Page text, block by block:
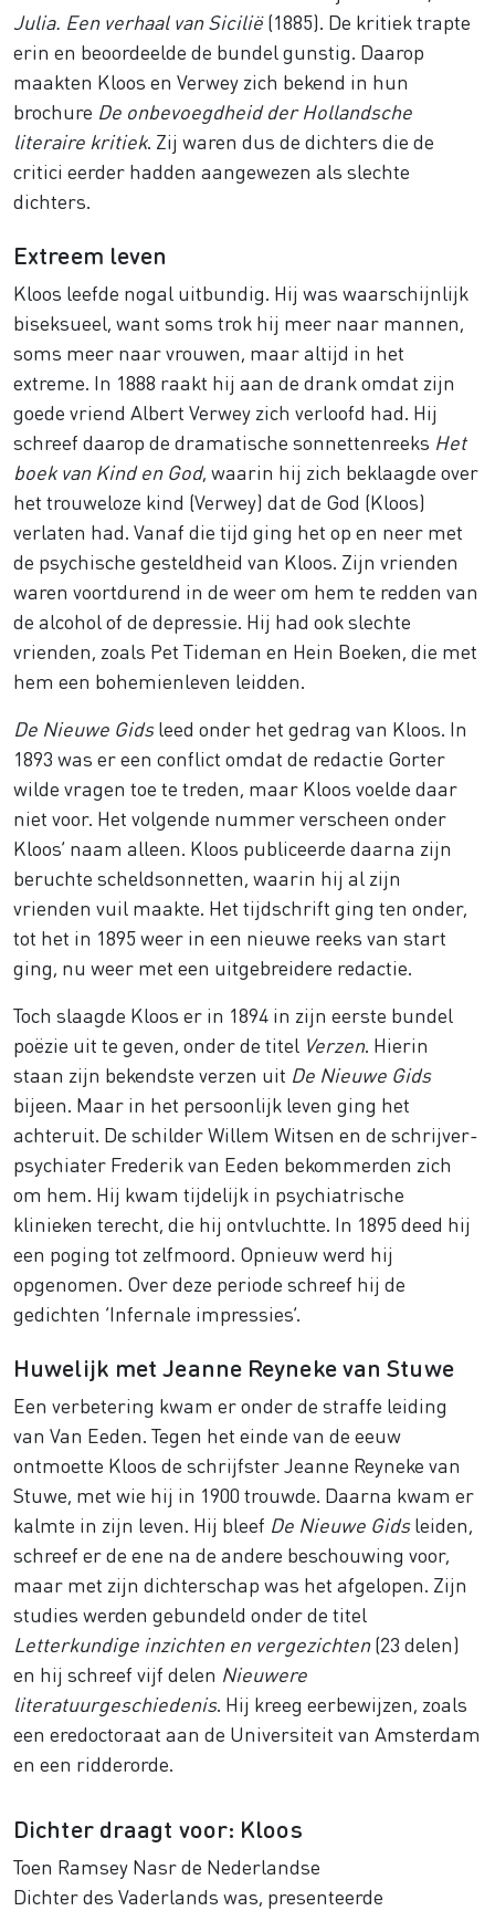
Julia. Een verhaal van Sicilië(1885). De kritiek trapte
erin en beoordeelde de bundel gunstig. Daarop
maakten Kloos en Verwey zich bekend in hun
brochure De onbevoegdheid der Hollandsche
literaire kritiek. Zij waren dus de dichters die de
critici eerder hadden aangewezen als slechte
dichters.
Extreem leven
Kloos leefde nogal uitbundig. Hij was waarschijnlijk
biseksueel, want soms trok hij meer naar mannen,
soms meer naar vrouwen, maar altijd in het
extreme. In 1888 raakt hij aan de drank omdat zijn
goede vriend Albert Verwey zich verloofd had. Hij
schreef daarop de dramatische sonnettenreeks Het
boek van Kind en God, waarin hij zich beklaagde over
het trouweloze kind (Verwey) dat de God (Kloos)
verlaten had. Vanaf die tijd ging het op en neer met
de psychische gesteldheid van Kloos. Zijn vrienden
waren voortdurend in de weer om hem te redden van
de alcohol of de depressie. Hij had ook slechte
vrienden, zoals Pet Tideman en Hein Boeken, die met
hem een bohemienleven leidden.
De Nieuwe Gidsleed onder het gedrag van Kloos. In
1893 was er een conflict omdat de redactie Gorter
wilde vragen toe te treden, maar Kloos voelde daar
niet voor. Het volgende nummer verscheen onder
Kloos’ naam alleen. Kloos publiceerde daarna zijn
beruchte scheldsonnetten, waarin hij al zijn
vrienden vuil maakte. Het tijdschrift ging ten onder,
tot het in 1895 weer in een nieuwe reeks van start
ging, nu weer met een uitgebreidere redactie.
Toch slaagde Kloos er in 1894 in zijn eerste bundel
poëzie uit te geven, onder de titel Verzen. Hierin
staan zijn bekendste verzen uit De Nieuwe Gids
bijeen. Maar in het persoonlijk leven ging het
achteruit. De schilder Willem Witsen en de schrijver-
psychiater Frederik van Eeden bekommerden zich
om hem. Hij kwam tijdelijk in psychiatrische
klinieken terecht, die hij ontvluchtte. In 1895 deed hij
een poging tot zelfmoord. Opnieuw werd hij
opgenomen. Over deze periode schreef hij de
gedichten ‘Infernale impressies’.
Huwelijk met Jeanne Reyneke van Stuwe
Een verbetering kwam er onder de straffe leiding
van Van Eeden. Tegen het einde van de eeuw
ontmoette Kloos de schrijfster Jeanne Reyneke van
Stuwe, met wie hij in 1900 trouwde. Daarna kwam er
kalmte in zijn leven. Hij bleef De Nieuwe Gidsleiden,
schreef er de ene na de andere beschouwing voor,
maar met zijn dichterschap was het afgelopen. Zijn
studies werden gebundeld onder de titel
Letterkundige inzichten en vergezichten(23 delen)
en hij schreef vijf delen Nieuwere
literatuurgeschiedenis. Hij kreeg eerbewijzen, zoals
een eredoctoraat aan de Universiteit van Amsterdam
en een ridderorde.
Dichter draagt voor: Kloos
Toen Ramsey Nasr de Nederlandse
Dichter des Vaderlands was, presenteerde